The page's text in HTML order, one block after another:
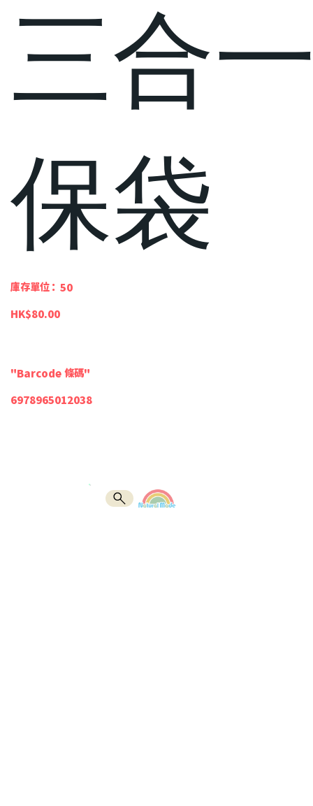
三合
保袋
庫存單位：
SKU
50
50
價
格
HK$80.00
"Barcode 條碼"
6978965012038